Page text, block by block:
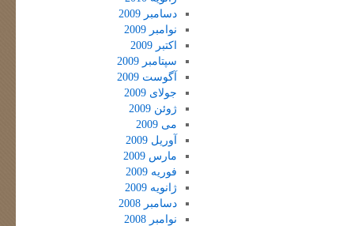
دسامبر 2009
نوامبر 2009
اکتبر 2009
سپتامبر 2009
آگوست 2009
جولای 2009
ژوئن 2009
می 2009
آوریل 2009
مارس 2009
فوریه 2009
ژانویه 2009
دسامبر 2008
نوامبر 2008